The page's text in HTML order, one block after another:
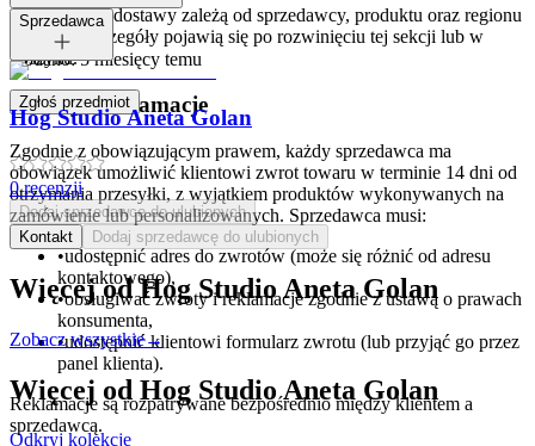
Opcje i koszt dostawy zależą od sprzedawcy, produktu oraz regionu
dostawy. Szczegóły pojawią się po rozwinięciu tej sekcji lub w
koszyku.
Zwroty i reklamacje
Zgodnie z obowiązującym prawem, każdy sprzedawca ma
obowiązek umożliwić klientowi zwrot towaru w terminie 14 dni od
otrzymania przesyłki, z wyjątkiem produktów wykonywanych na
zamówienie lub personalizowanych. Sprzedawca musi:
•udostępnić adres do zwrotów (może się różnić od adresu
kontaktowego),
•obsługiwać zwroty i reklamacje zgodnie z ustawą o prawach
konsumenta,
•udostępnić klientowi formularz zwrotu (lub przyjąć go przez
panel klienta).
Reklamacje są rozpatrywane bezpośrednio między klientem a
sprzedawcą.
Tagi:
Dodano:5 miesięcy temu
Zgłoś przedmiot
Sprzedawca
Hog Studio Aneta Golan
0recenzji
Dodaj sprzedawcę do ulubionych
Kontakt
Dodaj sprzedawcę do ulubionych
Więcej odHog Studio Aneta Golan
Zobacz wszystkie→
Więcej od Hog Studio Aneta Golan
Odkryj kolekcję